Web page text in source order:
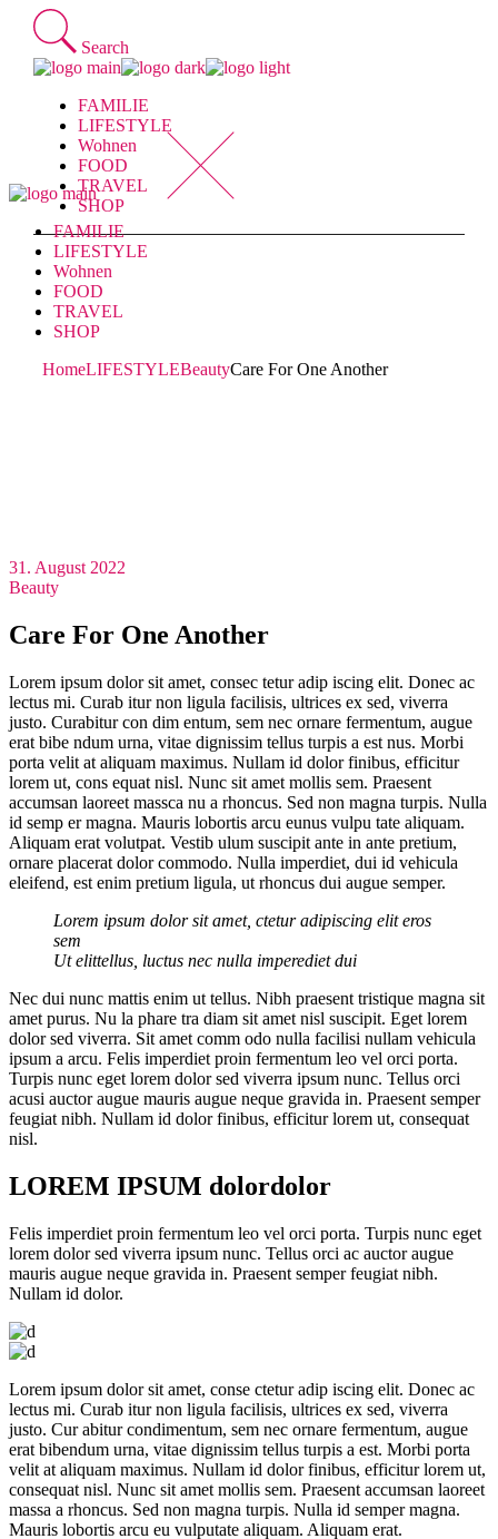
Skip
content
Search
FAMILIE
LIFESTYLE
Wohnen
FOOD
TRAVEL
SHOP
FAMILIE
LIFESTYLE
Wohnen
FOOD
TRAVEL
SHOP
HomeLIFESTYLEBeautyCare For One Another
31. August 2022
Beauty
Care For One Another
Lorem ipsum dolor sit amet, consec tetur adip iscing elit. Donec ac
lectus mi. Curab itur non ligula facilisis, ultrices ex sed, viverra
justo. Curabitur con dim entum, sem nec ornare fermentum, augue
erat bibe ndum urna, vitae dignissim tellus turpis a est nus. Morbi
porta velit at aliquam maximus. Nullam id dolor finibus, efficitur
lorem ut, cons equat nisl. Nunc sit amet mollis sem. Praesent
accumsan laoreet massca nu a rhoncus. Sed non magna turpis. Nulla
id semp er magna. Mauris lobortis arcu eunus vulpu tate aliquam.
Aliquam erat volutpat. Vestib ulum suscipit ante in ante pretium,
ornare placerat dolor commodo. Nulla imperdiet, dui id vehicula
eleifend, est enim pretium ligula, ut rhoncus dui augue semper.
Lorem ipsum dolor sit amet, ctetur adipiscing elit eros
sem
Ut elittellus, luctus nec nulla imperediet dui
Nec dui nunc mattis enim ut tellus. Nibh praesent tristique magna sit
amet purus. Nu la phare tra diam sit amet nisl suscipit. Eget lorem
dolor sed viverra. Sit amet comm odo nulla facilisi nullam vehicula
ipsum a arcu. Felis imperdiet proin fermentum leo vel orci porta.
Turpis nunc eget lorem dolor sed viverra ipsum nunc. Tellus orci
acusi auctor augue mauris augue neque gravida in. Praesent semper
feugiat nibh. Nullam id dolor finibus, efficitur lorem ut, consequat
nisl.
LOREM IPSUM dolordolor
Felis imperdiet proin fermentum leo vel orci porta. Turpis nunc eget
lorem dolor sed viverra ipsum nunc. Tellus orci ac auctor augue
mauris augue neque gravida in. Praesent semper feugiat nibh.
Nullam id dolor.
Lorem ipsum dolor sit amet, conse ctetur adip iscing elit. Donec ac
lectus mi. Curab itur non ligula facilisis, ultrices ex sed, viverra
justo. Cur abitur condimentum, sem nec ornare fermentum, augue
erat bibendum urna, vitae dignissim tellus turpis a est. Morbi porta
velit at aliquam maximus. Nullam id dolor finibus, efficitur lorem ut,
consequat nisl. Nunc sit amet mollis sem. Praesent accumsan laoreet
massa a rhoncus. Sed non magna turpis. Nulla id semper magna.
Mauris lobortis arcu eu vulputate aliquam. Aliquam erat.